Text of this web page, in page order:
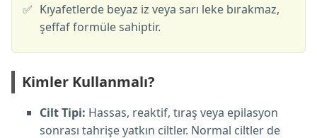
✅ Kıyafetlerde beyaz iz veya sarı leke bırakmaz,
şeffaf formüle sahiptir.
Kimler Kullanmalı?
Cilt Tipi: Hassas, reaktif, tıraş veya epilasyon
sonrası tahrişe yatkın ciltler. Normal ciltler de